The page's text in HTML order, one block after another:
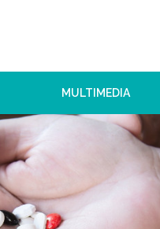
MULTIMEDIA